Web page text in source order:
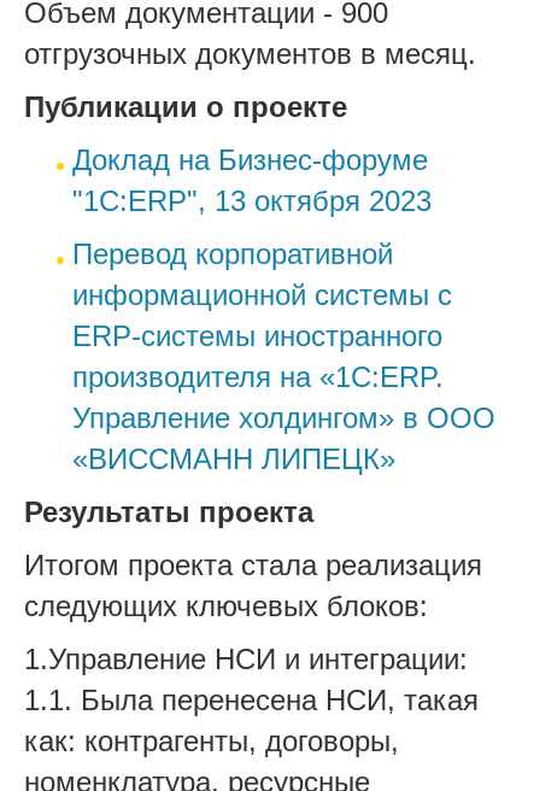
Объем документации - 900
отгрузочных документов в месяц.
Публикации о проекте
Доклад на Бизнес-форуме
"1С:ERP", 13 октября 2023
Перевод корпоративной
информационной системы с
ERP-системы иностранного
производителя на «1С:ERP.
Управление холдингом» в ООО
«ВИССМАНН ЛИПЕЦК»
Результаты проекта
Итогом проекта стала реализация
следующих ключевых блоков:
1.Управление НСИ и интеграции:
1.1. Была перенесена НСИ, такая
как: контрагенты, договоры,
номенклатура, ресурсные